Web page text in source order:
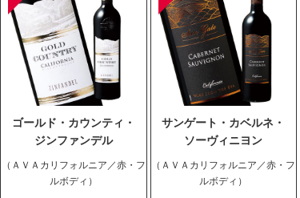
ゴールド・カウンティ・
ジンファンデル
（ＡＶＡカリフォルニア／赤・フ
ルボディ）
サンゲート・カベルネ・
ソーヴィニヨン
（ＡＶＡカリフォルニア／赤・フ
ルボディ）